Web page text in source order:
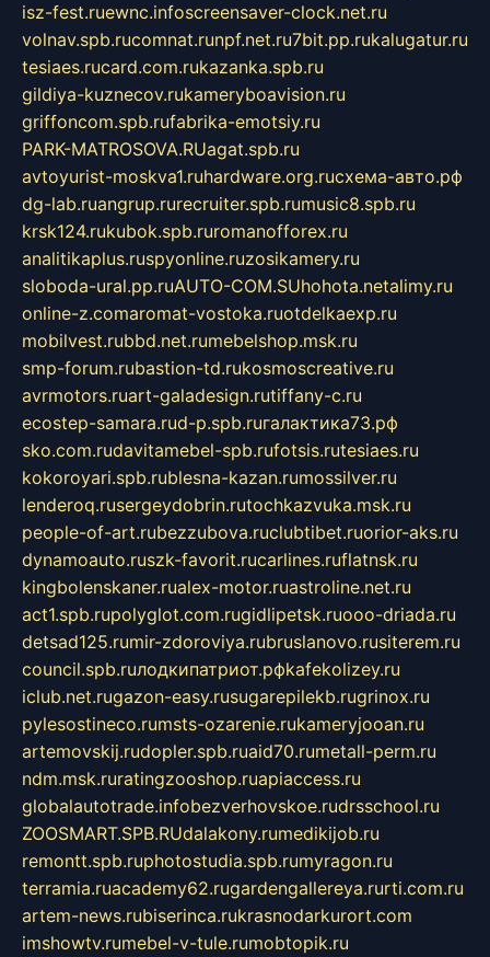
isz-fest.ruewnc.infoscreensaver-clock.net.ru
volnav.spb.rucomnat.runpf.net.ru7bit.pp.rukalugatur.ru
tesiaes.rucard.com.rukazanka.spb.ru
gildiya-kuznecov.rukameryboavision.ru
griffoncom.spb.rufabrika-emotsiy.ru
PARK-MATROSOVA.RUagat.spb.ru
avtoyurist-moskva1.ruhardware.org.ruсхема-авто.рф
dg-lab.ruangrup.rurecruiter.spb.rumusic8.spb.ru
krsk124.rukubok.spb.ruromanofforex.ru
analitikaplus.ruspyonline.ruzosikamery.ru
sloboda-ural.pp.ruAUTO-COM.SUhohota.netalimy.ru
online-z.comaromat-vostoka.ruotdelkaexp.ru
mobilvest.rubbd.net.rumebelshop.msk.ru
smp-forum.rubastion-td.rukosmoscreative.ru
avrmotors.ruart-galadesign.rutiffany-c.ru
ecostep-samara.rud-p.spb.ruгалактика73.рф
sko.com.rudavitamebel-spb.rufotsis.rutesiaes.ru
kokoroyari.spb.rublesna-kazan.rumossilver.ru
lenderoq.rusergeydobrin.rutochkazvuka.msk.ru
people-of-art.rubezzubova.ruclubtibet.ruorior-aks.ru
dynamoauto.ruszk-favorit.rucarlines.ruflatnsk.ru
kingbolenskaner.rualex-motor.ruastroline.net.ru
act1.spb.rupolyglot.com.rugidlipetsk.ruooo-driada.ru
detsad125.rumir-zdoroviya.rubruslanovo.rusiterem.ru
council.spb.ruлодкипатриот.рфkafekolizey.ru
iclub.net.rugazon-easy.rusugarepilekb.rugrinox.ru
pylesostineco.rumsts-ozarenie.rukameryjooan.ru
artemovskij.rudopler.spb.ruaid70.rumetall-perm.ru
ndm.msk.ruratingzooshop.ruapiaccess.ru
globalautotrade.infobezverhovskoe.rudrsschool.ru
ZOOSMART.SPB.RUdalakony.rumedikijob.ru
remontt.spb.ruphotostudia.spb.rumyragon.ru
terramia.ruacademy62.rugardengallereya.rurti.com.ru
artem-news.rubiserinca.rukrasnodarkurort.com
imshowtv.rumebel-v-tule.rumobtopik.ru